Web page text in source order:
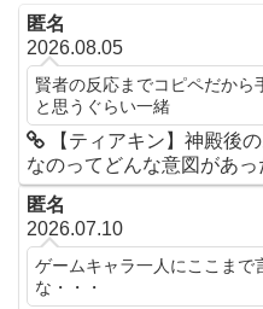
匿名
2026.08.05
賢者の反応までコピペだか
と思うぐらい一緒
【ティアキン】神殿後
なのってどんな意図があ
匿名
2026.07.10
ゲームキャラ一人にここまで
な・・・